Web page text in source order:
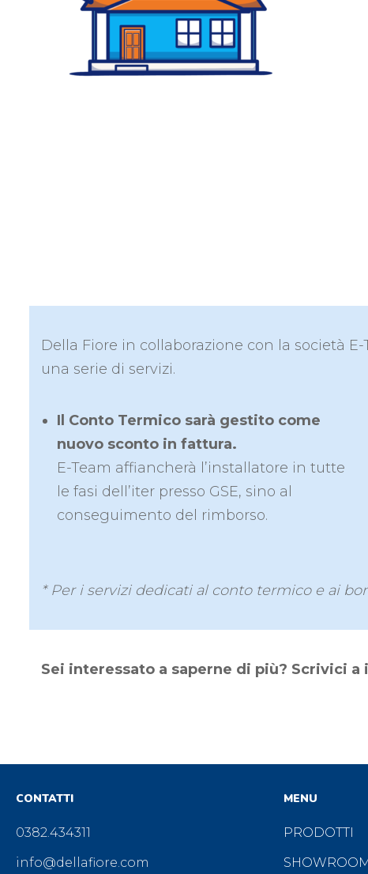
Della Fiore in collaborazione con la società
una serie di servizi.
Il Conto Termico sarà gestito come
nuovo sconto in fattura.
E-Team affiancherà l’installatore in tutte
le fasi dell’iter presso GSE, sino al
conseguimento del rimborso.
* Per i servizi dedicati al conto termico e ai
Sei interessato a saperne di più? Scrivici
CONTATTI
0382.434311
info@dellafiore.com
MENU
PRODOTTI